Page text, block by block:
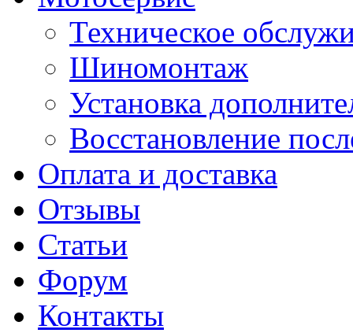
Техническое
Шиномонтаж
Установка
Восстановление
Оплата и доставка
Отзывы
Статьи
Форум
Контакты